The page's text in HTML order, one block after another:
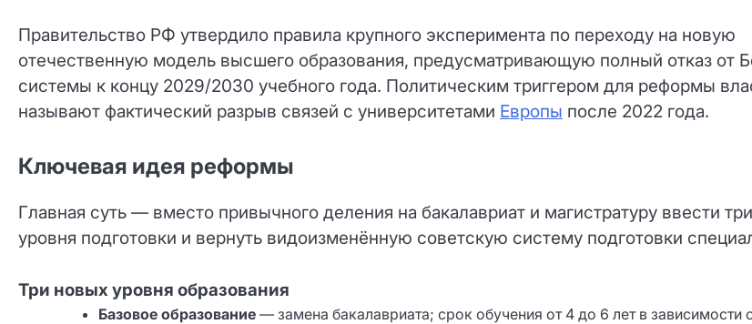
Правительство РФ утвердило правила крупного эксперимента по переходу на новую
отечественную модель высшего образования, предусматривающую полный отказ от
системы к концу 2029/2030 учебного года. Политическим триггером для реформы
называют фактический разрыв связей с университетами Европы после 2022 года.
Ключевая идея реформы
Главная суть — вместо привычного деления на бакалавриат и магистратуру ввести
уровня подготовки и вернуть видоизменённую советскую систему подготовки
Три новых уровня образования
Базовое образование — замена бакалавриата; срок обучения от 4 до 6 лет в зависимости